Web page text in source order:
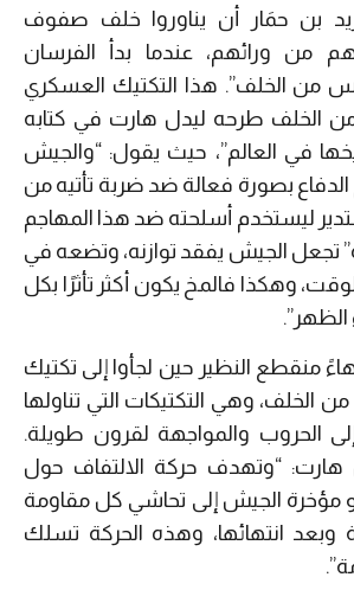
بن حمَار أن يناوروا خلف صفوف
من ورائهم، عندما بدأ الفرسان
من الخلف”. هذا التكتيك العسكري
من الخلف طرحه ليدل هارت في كتابه
في العالم”، حيث يقول: “والجيش
بصورة فعالة ضد ضربة تأتيه من
ليستخدم أسلحته ضد هذا المهاجم
تجعل الجيش يفقد توازنه، وتضعه في
وهكذا فالمخ يكون أكثر تأثرًا بكل
منقطع النظير حين لجأوا إلى تكتيك
الخلف، وهي التكتيكات التي تناولها
الحروب والمواجهة لقرون طويلة.
“وتهدف حركة الالتفاف حول
مؤخرة الجيش إلى تحاشي كل مقاومة
وبعد انتهائها، وهذه الحركة تسلك